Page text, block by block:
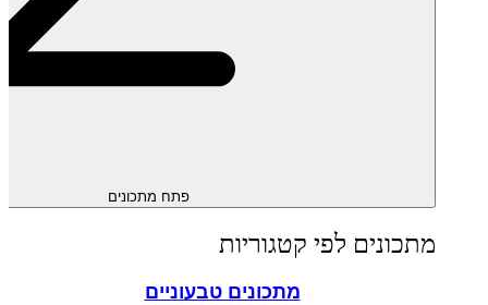
פתח מתכונים
מתכונים לפי קטגוריות
מתכונים טבעוניים